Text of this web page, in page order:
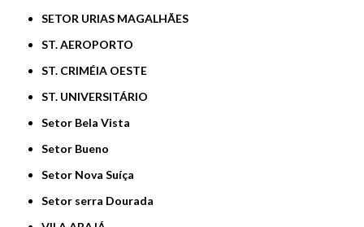
SETOR URIAS MAGALHÃES
ST. AEROPORTO
ST. CRIMÉIA OESTE
ST. UNIVERSITÁRIO
Setor Bela Vista
Setor Bueno
Setor Nova Suíça
Setor serra Dourada